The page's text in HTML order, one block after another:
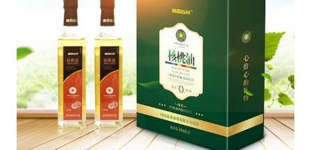
新闻资讯
联系晶森
走进晶森